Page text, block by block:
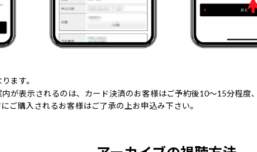
ます。
が表示されるのは、カード決済のお客様はご予約後10～15分程度
ご購入されるお客様はご了承の上お申込み下さい。